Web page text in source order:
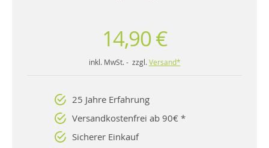
14,90 €
inkl. MwSt. - zzgl. Versand*
25 Jahre Erfahrung
Versandkostenfrei ab 90€ *
Sicherer Einkauf